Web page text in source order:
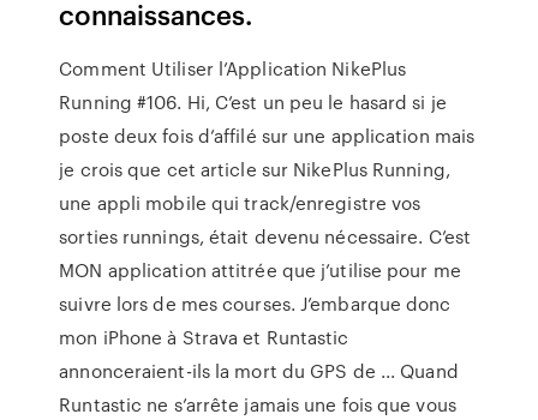
connaissances.
Comment Utiliser l’Application NikePlus
Running #106. Hi, C’est un peu le hasard si je
poste deux fois d’affilé sur une application mais
je crois que cet article sur NikePlus Running,
une appli mobile qui track/enregistre vos
sorties runnings, était devenu nécessaire. C’est
MON application attitrée que j’utilise pour me
suivre lors de mes courses. J’embarque donc
mon iPhone à Strava et Runtastic
annonceraient-ils la mort du GPS de ... Quand
Runtastic ne s’arrête jamais une fois que vous